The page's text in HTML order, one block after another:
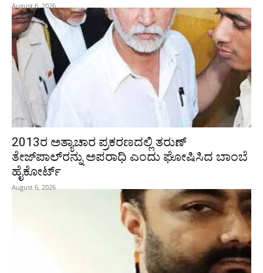
August 6, 2026
2013ರ ಅತ್ಯಾಚಾರ ಪ್ರಕರಣದಲ್ಲಿ ತರುಣ್
ತೇಜ್‌ಪಾಲ್‌ರನ್ನು ಅಪರಾಧಿ ಎಂದು ಘೋಷಿಸಿದ ಬಾಂಬೆ
ಹೈಕೋರ್ಟ್
August 6, 2026